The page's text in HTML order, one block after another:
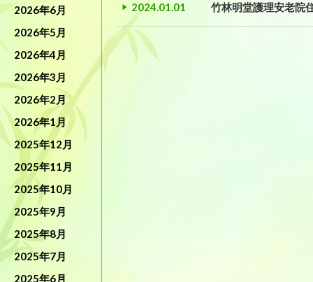
2026年6月
2026年5月
2026年4月
2026年3月
2026年2月
2026年1月
2025年12月
2025年11月
2025年10月
2025年9月
2025年8月
2025年7月
2025年6月
2024.01.01 竹林明堂護理安老院